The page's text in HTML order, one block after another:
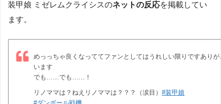
装甲娘 ミゼレムクライシスのネットの反応を掲載してい
ます。
めっっちゃ良くなっててファンとしてはうれしい限りですあり
います
でも……でも……！
リノママは？ねえリノママは？？？（涙目） #装甲娘